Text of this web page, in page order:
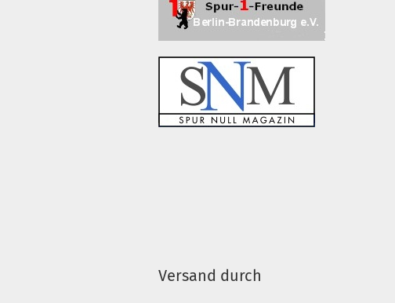
Versand durch